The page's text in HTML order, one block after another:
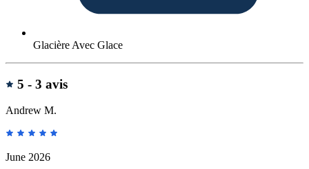
Glacière Avec Glace
Avis
5 - 3 avis
Andrew M.
June 2026